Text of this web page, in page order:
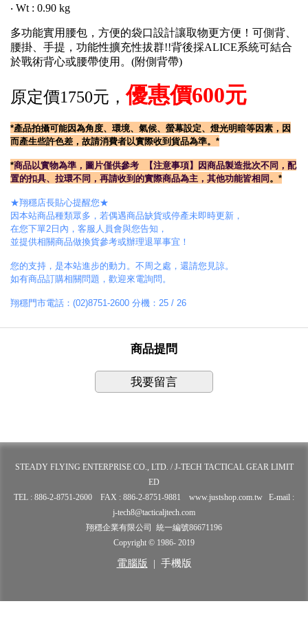
‧ Wt : 0.90 kg
多功能實用腰包，方便的袋口設計讓取物更方便！可側背、
腰掛、手提，功能性擴充性拔群!!背後採ALICE系統可結合
於戰術背心或腰帶使用。(附側背帶)
原定價1750元，優惠價600元
*產品拍攝可能因為角度、環境、氣候、螢幕設定、燈光明暗等因素，因
而產生些許色差，故請消費者以實際收到貨品為準。*
*商品以實物為準，圖片僅供參考 【注意事項】 因商品製造批次不同，配
置的扣具、拉環不同 ， 再請收到的實際商品為主，其他功能皆相同。*
★翔穩店長貼心提醒您★
因本站商品種類眾多，若偶遇商品缺貨或停產未即時更新，
在您下單2日內，客服人員會與您告知，
並提供相關商品做換貨參考或辦理退單事宜！
您的支持，是本站進步的動力。不周之處，還請您見諒。
如有商品訂購相關問題，歡迎來電詢問。
翔穩門市電話：(02)8751-2600 分機：25 / 26
商品提問
我要留言
STEADY FLYING ENTERPRISE CO., LTD. / J-TECH TACTICAL GEAR LIMIT
ED
TEL : 886-2-8751-2600 FAX : 886-2-8751-9881 www.justshop.com.tw E-mail :
j-tech8@tacticaljtech.com
翔穩企業有限公司 統一編號86671196
Copyright © 1986- 2019
電腦版 | 手機版